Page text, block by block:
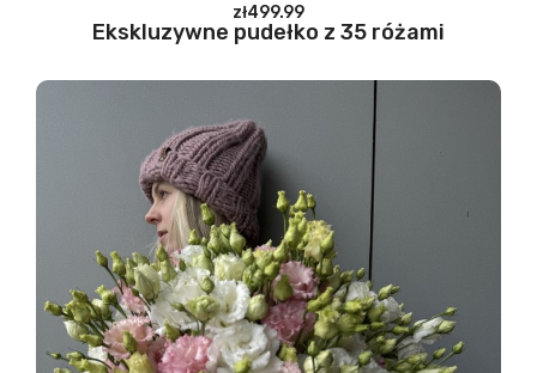
zł499.99
Ekskluzywne pudełko z 35 różami